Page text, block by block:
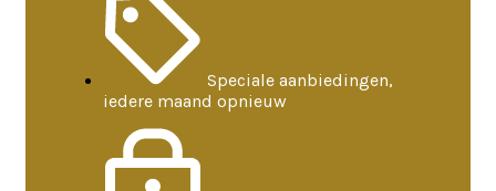
Speciale aanbiedingen,
iedere maand opnieuw